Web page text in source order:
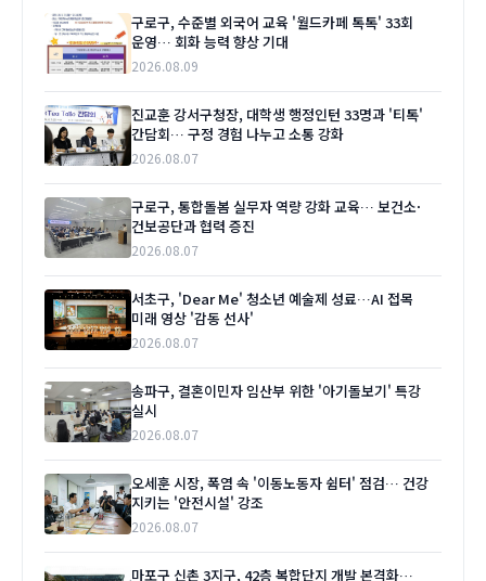
구로구, 수준별 외국어 교육 '월드카페 톡톡' 33회
운영… 회화 능력 향상 기대
2026.08.09
진교훈 강서구청장, 대학생 행정인턴 33명과 '티톡'
간담회… 구정 경험 나누고 소통 강화
2026.08.07
구로구, 통합돌봄 실무자 역량 강화 교육… 보건소·
건보공단과 협력 증진
2026.08.07
서초구, 'Dear Me' 청소년 예술제 성료…AI 접목
미래 영상 '감동 선사'
2026.08.07
송파구, 결혼이민자 임산부 위한 '아기돌보기' 특강
실시
2026.08.07
오세훈 시장, 폭염 속 '이동노동자 쉼터' 점검… 건강
지키는 '안전시설' 강조
2026.08.07
마포구 신촌 3지구, 42층 복합단지 개발 본격화…